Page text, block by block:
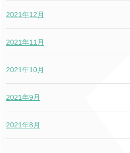
2021年12月
2021年11月
2021年10月
2021年9月
2021年8月